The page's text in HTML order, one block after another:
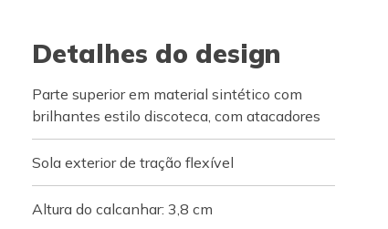
Detalhes do design
Parte superior em material sintético com
brilhantes estilo discoteca, com atacadores
Sola exterior de tração flexível
Altura do calcanhar: 3,8 cm